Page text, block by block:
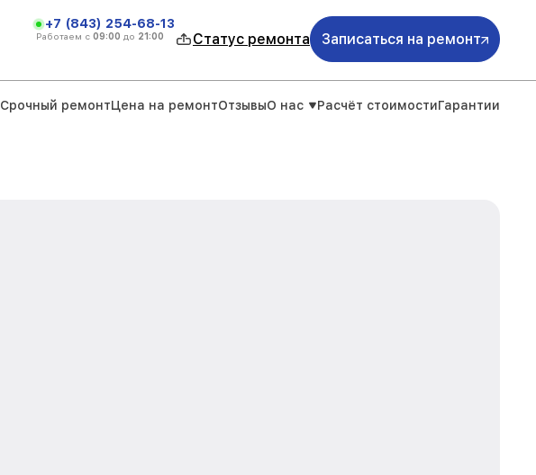
+7 (843) 254-68-13
Работаем с 09:00 до 21:00 Статус ремонта Записаться на ремонт
Срочный ремонтЦена на ремонтОтзывыО нас Расчёт стоимостиГарантии